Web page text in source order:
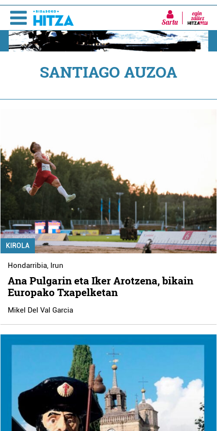
Sartu
SANTIAGO AUZOA
KIROLA
Hondarribia, Irun
Ana Pulgarin eta Iker Arotzena, bikain
Europako Txapelketan
Mikel Del Val Garcia